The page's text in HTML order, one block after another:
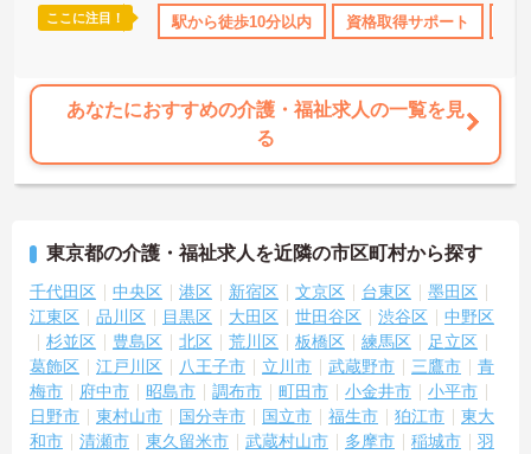
年間休日110日以上 ボーナス・賞与あり 社会保険完備
★おすすめPOINT★
・髪色やネイルが自由で個性を活かして働けます
・くるみん認定取得で子育て世代をサポートしています
【充実した手当と独自の福利厚生】
・パート勤務でも年2回の特別手当支給実績があります
用できます
【大手ならではの教育体制と安定基盤】
・全国展開する法人の強固な経営基盤のもとで働けます
・資格取得や自己啓発を支援する制度が整っています
・スマートフォン貸与により業務効率化を進めています
ここに注目！ 駅から徒歩10分以内 資格取得サポート
あなたにおすすめの介護・福祉求人の一覧を見
る
東京都の介護・福祉求人を近隣の市区町村から探す
千代田区 中央区 港区 新宿区 文京区 台東区
墨田区
江東区
品川区 目黒区 大田区 世田谷区 渋谷区
中野区
杉並区
豊島区 北区 荒川区 板橋区 練馬区
足立区
葛飾区
江戸川区 八王子市 立川市 武蔵野市 三鷹市
青
梅市
府中市 昭島市 調布市 町田市 小金井市
小平市
日野市
東村山市 国分寺市 国立市 福生市 狛江市
東大
和市
清瀬市 東久留米市 武蔵村山市 多摩市 稲城市
羽